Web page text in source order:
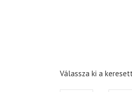
Válassza ki a